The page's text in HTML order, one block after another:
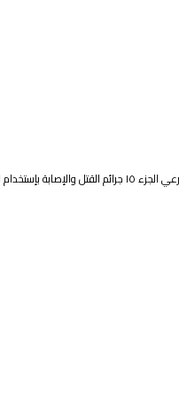
سلسة الطب الشرعي الجزء ١٥ جرائم القتل والإصابة